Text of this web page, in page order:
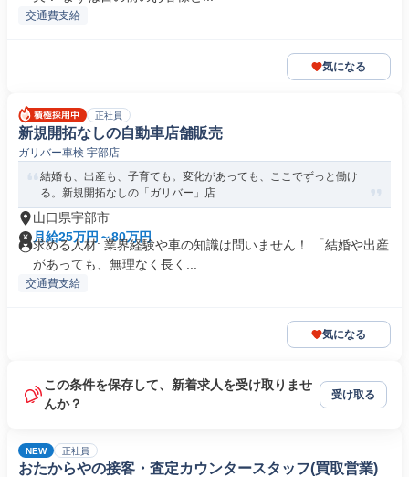
交通費支給
気になる
正社員
新規開拓なしの自動車店舗販売
ガリバー車検 宇部店
結婚も、出産も、子育ても。変化があっても、ここでずっと働け
る。新規開拓なしの「ガリバー」店...
山口県宇部市
月給25万円～80万円
求める人材: 業界経験や車の知識は問いません！ 「結婚や出産
があっても、無理なく長く...
交通費支給
気になる
この条件を保存して、新着求人を受け取りませ
んか？
受け取る
NEW 正社員
おたからやの接客・査定カウンタースタッフ(買取営業)